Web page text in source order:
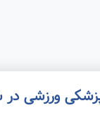
ورزشی در